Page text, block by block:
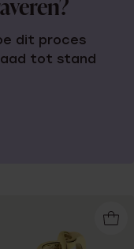
dit proces
tot stand